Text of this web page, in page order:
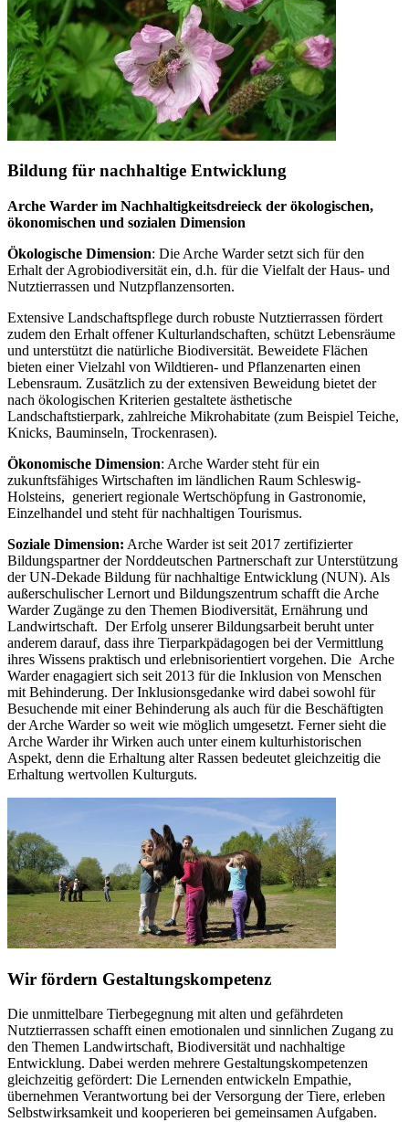
Bildung für nachhaltige Entwicklung
Arche Warder im Nachhaltigkeitsdreieck der ökologischen,
ökonomischen und sozialen Dimension
Ökologische Dimension: Die Arche Warder setzt sich für den
Erhalt der Agrobiodiversität ein, d.h. für die Vielfalt der Haus- und
Nutztierrassen und Nutzpflanzensorten.
Extensive Landschaftspflege durch robuste Nutztierrassen fördert
zudem den Erhalt offener Kulturlandschaften, schützt Lebensräume
und unterstützt die natürliche Biodiversität. Beweidete Flächen
bieten einer Vielzahl von Wildtieren- und Pflanzenarten einen
Lebensraum. Zusätzlich zu der extensiven Beweidung bietet der
nach ökologischen Kriterien gestaltete ästhetische
Landschaftstierpark, zahlreiche Mikrohabitate (zum Beispiel Teiche,
Knicks, Bauminseln, Trockenrasen).
Ökonomische Dimension: Arche Warder steht für ein
zukunftsfähiges Wirtschaften im ländlichen Raum Schleswig-
Holsteins, generiert regionale Wertschöpfung in Gastronomie,
Einzelhandel und steht für nachhaltigen Tourismus.
Soziale Dimension: Arche Warder ist seit 2017 zertifizierter
Bildungspartner der Norddeutschen Partnerschaft zur Unterstützung
der UN-Dekade Bildung für nachhaltige Entwicklung (NUN). Als
außerschulischer Lernort und Bildungszentrum schafft die Arche
Warder Zugänge zu den Themen Biodiversität, Ernährung und
Landwirtschaft. Der Erfolg unserer Bildungsarbeit beruht unter
anderem darauf, dass ihre Tierparkpädagogen bei der Vermittlung
ihres Wissens praktisch und erlebnisorientiert vorgehen. Die Arche
Warder enagagiert sich seit 2013 für die Inklusion von Menschen
mit Behinderung. Der Inklusionsgedanke wird dabei sowohl für
Besuchende mit einer Behinderung als auch für die Beschäftigten
der Arche Warder so weit wie möglich umgesetzt. Ferner sieht die
Arche Warder ihr Wirken auch unter einem kulturhistorischen
Aspekt, denn die Erhaltung alter Rassen bedeutet gleichzeitig die
Erhaltung wertvollen Kulturguts.
Wir fördern Gestaltungskompetenz
Die unmittelbare Tierbegegnung mit alten und gefährdeten
Nutztierrassen schafft einen emotionalen und sinnlichen Zugang zu
den Themen Landwirtschaft, Biodiversität und nachhaltige
Entwicklung. Dabei werden mehrere Gestaltungskompetenzen
gleichzeitig gefördert: Die Lernenden entwickeln Empathie,
übernehmen Verantwortung bei der Versorgung der Tiere, erleben
Selbstwirksamkeit und kooperieren bei gemeinsamen Aufgaben.